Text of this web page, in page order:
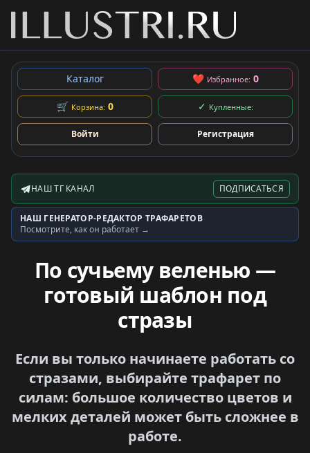
Каталог ❤ Избранное: 0
🛒 Корзина: 0 ✓ Купленные:
Войти Регистрация
Telegram-канал
НАШ ТГ КАНАЛ ПОДПИСАТЬСЯ
Генератор трафаретов
НАШ ГЕНЕРАТОР-РЕДАКТОР ТРАФАРЕТОВ
Посмотрите, как он работает →
По сучьему веленью —
готовый шаблон под
стразы
Если вы только начинаете работать со
стразами, выбирайте трафарет по
силам: большое количество цветов и
мелких деталей может быть сложнее в
работе.